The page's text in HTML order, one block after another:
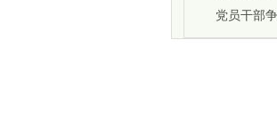
党员干部